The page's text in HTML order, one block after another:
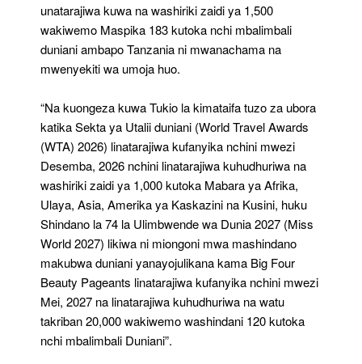
unatarajiwa kuwa na washiriki zaidi ya 1,500
wakiwemo Maspika 183 kutoka nchi mbalimbali
duniani ambapo Tanzania ni mwanachama na
mwenyekiti wa umoja huo.
“Na kuongeza kuwa Tukio la kimataifa tuzo za ubora
katika Sekta ya Utalii duniani (World Travel Awards
(WTA) 2026) linatarajiwa kufanyika nchini mwezi
Desemba, 2026 nchini linatarajiwa kuhudhuriwa na
washiriki zaidi ya 1,000 kutoka Mabara ya Afrika,
Ulaya, Asia, Amerika ya Kaskazini na Kusini, huku
Shindano la 74 la Ulimbwende wa Dunia 2027 (Miss
World 2027) likiwa ni miongoni mwa mashindano
makubwa duniani yanayojulikana kama Big Four
Beauty Pageants linatarajiwa kufanyika nchini mwezi
Mei, 2027 na linatarajiwa kuhudhuriwa na watu
takriban 20,000 wakiwemo washindani 120 kutoka
nchi mbalimbali Duniani”.